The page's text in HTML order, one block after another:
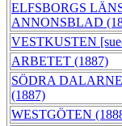
ELFSBORGS
ANNONSBLAD
VESTKUSTEN
ARBETET (1887)
SÖDRA
(1887)
WESTGÖTEN